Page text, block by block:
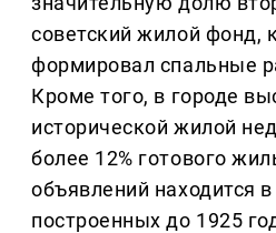
советский жилой фонд,
формировал спальные
Кроме того, в городе
исторической жилой
более 12% готового
объявлений находится
построенных до 1925